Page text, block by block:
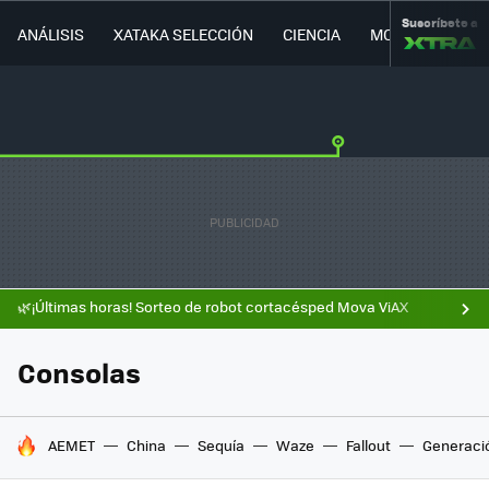
ANÁLISIS XATAKA SELECCIÓN CIENCIA MOVILIDAD
Suscríbete a
🌿¡Últimas horas! Sorteo de robot cortacésped Mova ViAX
Consolas
HOY SE HABLA DE
AEMET China Sequía Waze Fallout